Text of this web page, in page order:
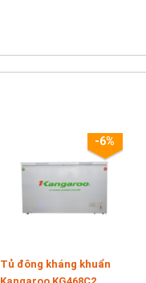
-6%
Tủ đông kháng khuẩn